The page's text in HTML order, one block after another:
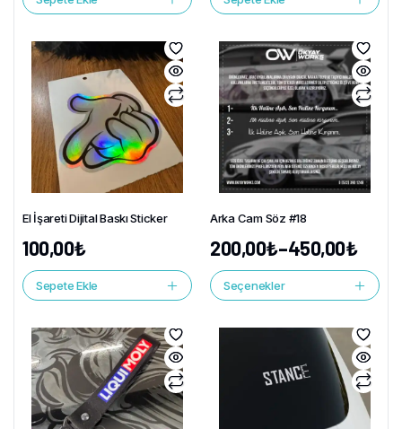
El İşareti Dijital Baskı Sticker
100,00₺
Sepete Ekle
Arka Cam Söz #18
200,00₺–450,00₺
Seçenekler